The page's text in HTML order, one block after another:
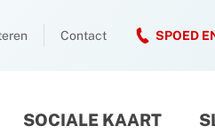
Contact SPOED
SOCIALE KAART